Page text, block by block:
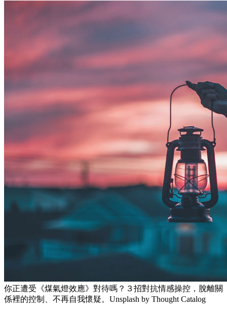
你正遭受《煤氣燈效應》對待嗎？３招對抗情感操控，脫離關
係裡的控制、不再自我懷疑。Unsplash by Thought Catalog